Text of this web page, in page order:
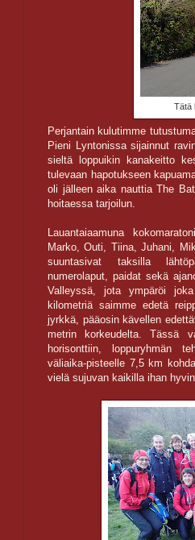
Tätä
Perjantain kulutimme
Pieni Lyntonissa sijainnut
sieltä loppuikin kanakeitto
tulevaan hapotukseen
oli jälleen aika nauttia The
hoitaessa tarjoilun.
Lauantaiaamuna
Marko, Outi, Tiina, Juhani,
suuntasivat taksilla
numerolaput, paidat sekä
Valleyssä, jota ympäröi
kilometriä saimme edetä
jyrkkä, pääosin kävellen
metrin korkeudelta. Tässä
horisonttiin, loppuryhmän
väliaika-pisteelle 7,5 km
vielä sujuvan kaikilla ihan